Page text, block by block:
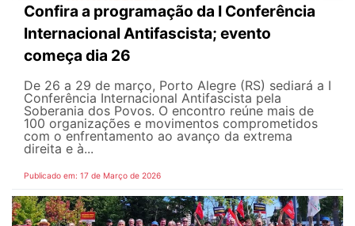
Confira a programação da I Conferência
Internacional Antifascista; evento
começa dia 26
De 26 a 29 de março, Porto Alegre (RS) sediará a I
Conferência Internacional Antifascista pela
Soberania dos Povos. O encontro reúne mais de
100 organizações e movimentos comprometidos
com o enfrentamento ao avanço da extrema
direita e à...
Publicado em: 17 de Março de 2026